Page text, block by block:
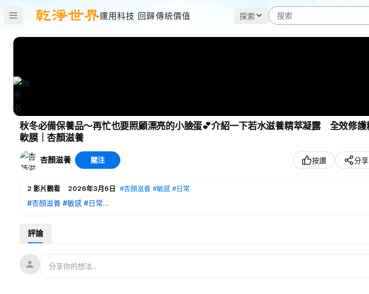
運用科技 回歸傳統價值 探索
秋冬必備保養品～再忙也要照顧漂亮的小臉蛋💕介紹一下若水滋養精萃凝露 全效修
軟膜｜杏顏滋養
杏顏滋養 關注 按讚 分享
2 影片觀看 · 2026年3月6日 #杏顏滋養 #敏感 #日常
#杏顏滋養 #敏感 #日常
00:30
01:21
01:58
若水滋養精萃凝露
評論